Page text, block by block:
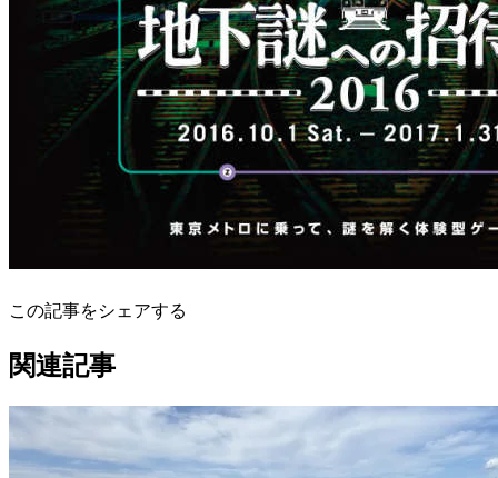
この記事をシェアする
関連記事